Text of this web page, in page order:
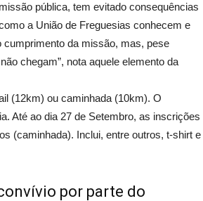
pública, tem evitado consequências
a União de Freguesias conhecem e
da missão, mas, pese
chegam”, nota aquele elemento da
(12km) ou caminhada (10km). O
Até ao dia 27 de Setembro, as inscrições
(caminhada). Inclui, entre outros, t-shirt e
por parte do